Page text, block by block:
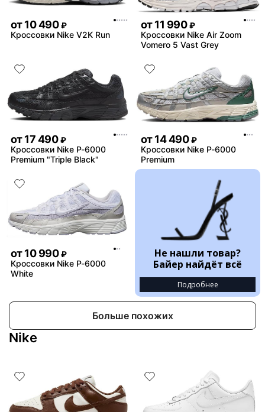
от10 490 ₽
Кроссовки Nike V2K Run
от11 990 ₽
Кроссовки Nike Air Zoom
Vomero 5 Vast Grey
от17 490 ₽
Кроссовки Nike P-6000
Premium "Triple Black"
от14 490 ₽
Кроссовки Nike P-6000
Premium
от10 990 ₽
Кроссовки Nike P-6000
White
Не нашли товар?
Байер найдёт всё
Подробнее
Больше похожих
Nike